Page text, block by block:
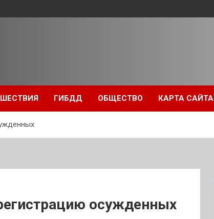
ГИБДД ОБЩЕСТВО КАРТА САЙТА
осужденных